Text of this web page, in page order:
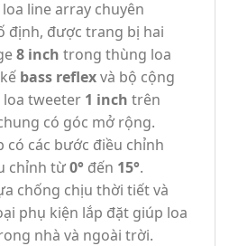
line array chuyên
định, được trang bị hai
8 inch trong thùng loa
bass reflexvà bộ cộng
loa tweeter 1 inch trên
có góc mở rộng.
có các bước điều chỉnh
chỉnh từ0° đến 15°.
chống chịu thời tiết và
phụ kiện lắp đặt giúp loa
nhà và ngoài trời.